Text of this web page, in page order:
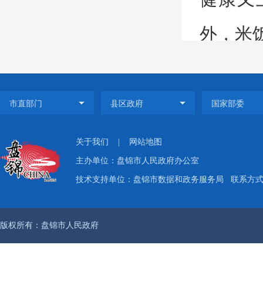
外，米
“长
餐。”
客能够
区、6
半成品
关于我们 网站地图
主办单位：盘锦市人民政府办公室
技术支持单位：盘锦市数据和政务服务局 联系方
版权所有：盘锦市人民政府